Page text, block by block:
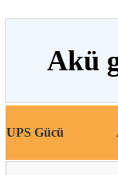
Akü
UPS Gücü